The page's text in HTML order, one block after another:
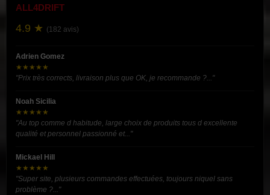
ALL4DRIFT
4.9 ★ (182 avis)
Adrien Gomez
★★★★★
"Prix très corrects, livraison plus que OK, je recommande ?..."
Noah Sicilia
★★★★★
"Au top comme d habitude, large choix de produits tous d excellente
qualité et personnel passionné et..."
Mickael Hill
★★★★★
"Super site, plusieurs commandes effectuées, toujours niquel sans
problème ?..."